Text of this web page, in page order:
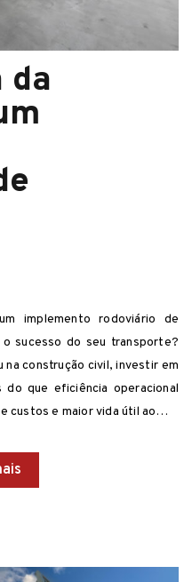
da
implemento rodoviário de
sucesso do seu transporte?
na construção civil, investir em
que eficiência operacional
custos e maior vida útil ao…